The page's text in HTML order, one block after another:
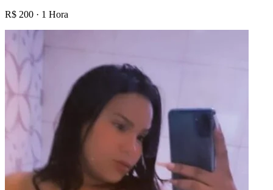
R$ 200 · 1 Hora